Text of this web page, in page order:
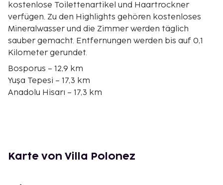
kostenlose Toilettenartikel und Haartrockner
verfügen. Zu den Highlights gehören kostenloses
Mineralwasser und die Zimmer werden täglich
sauber gemacht. Entfernungen werden bis auf 0,1
Kilometer gerundet.
Bosporus – 12,9 km
Yuşa Tepesi – 17,3 km
Anadolu Hisarı – 17,3 km
Bosporus-Universität – 20,9 km
Karte von Villa Polonez